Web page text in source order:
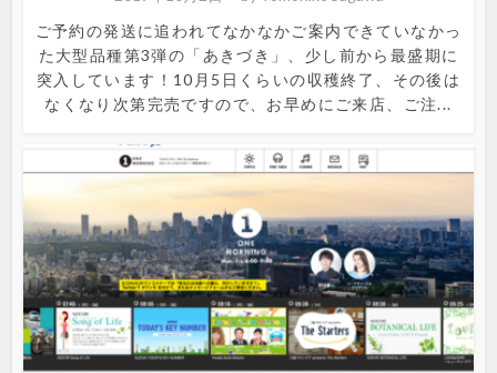
ご予約の発送に追われてなかなかご案内できていなかっ
た大型品種第3弾の「あきづき」、少し前から最盛期に
突入しています！10月5日くらいの収穫終了、その後は
なくなり次第完売ですので、お早めにご来店、ご注...